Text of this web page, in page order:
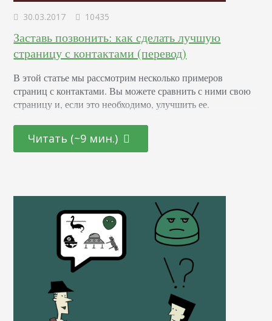
30.03.2017 10435
Заставь позвонить: как сделать лучшую
страницу с контактами (перевод)
В этой статье мы рассмотрим несколько примеров
страниц с контактами. Вы можете сравнить с ними свою
страницу и, если это необходимо, улучшить ее.
компаний именно возможность размещения способов
связи с организацией является главной причиной
Читать (~9 мин.)